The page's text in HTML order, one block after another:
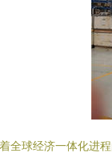
全球经济一体化进